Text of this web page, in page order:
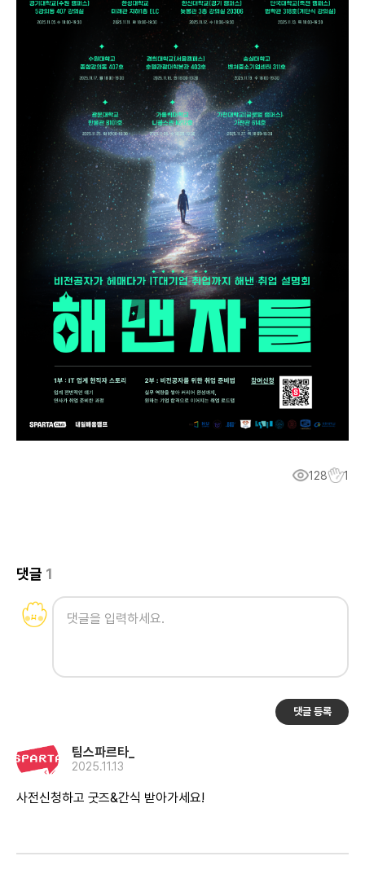
128 1
댓글 1
댓글 등록
팀스파르타_
2025.11.13
사전신청하고 굿즈&간식 받아가세요!